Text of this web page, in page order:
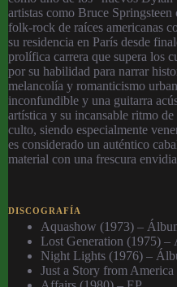
artistas como Bruce
folk-rock de raíces americanas
su residencia en París desde
prolífica carrera que supera los
por su habilidad para narrar
melancolía y romanticismo
inconfundible y una guitarra
artística y su incansable ritmo
culto, siendo especialmente
es considerado un auténtico
material con una frescura
DISCOGRAFÍA
Aquashow (1973) –
Lost Generation (1975) –
Night Lights (1976) –
Just a Story from